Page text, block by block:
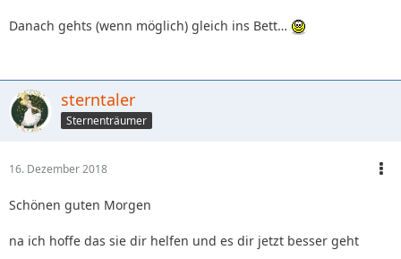
Danach gehts (wenn möglich) gleich ins Bett…
sterntaler
Sternenträumer
16. Dezember 2018
Schönen guten Morgen
na ich hoffe das sie dir helfen und es dir jetzt besser geht